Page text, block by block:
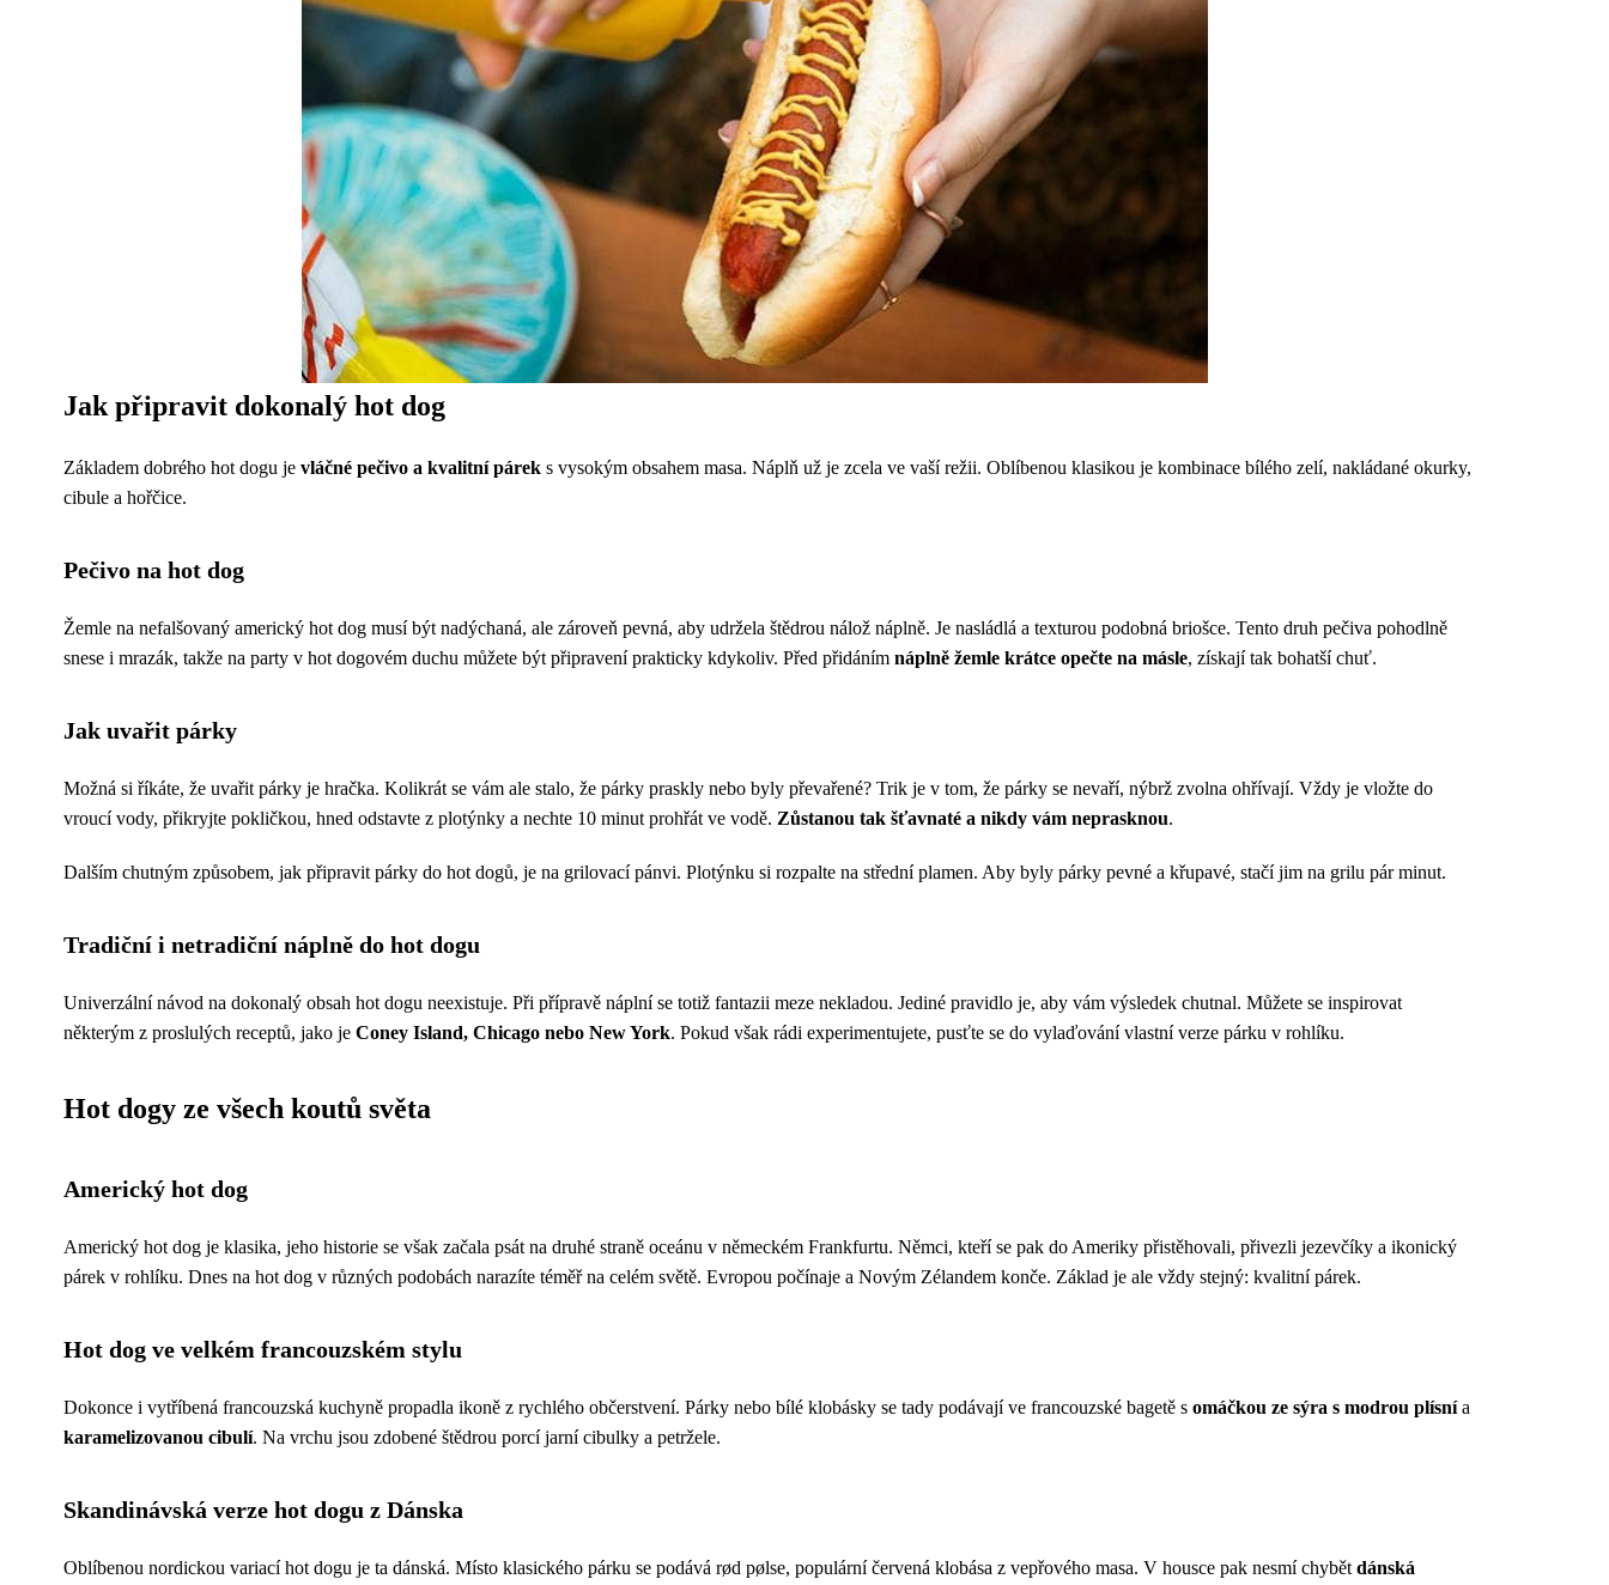
Jak připravit dokonalý hot dog
Základem dobrého hot dogu je vláčné pečivo a kvalitní párek s vysokým obsahem masa. Náplň už je zcela ve vaší režii. Oblíbenou klasikou je kombinace bílého zelí, nakládané okurky,
cibule a hořčice.
Pečivo na hot dog
Žemle na nefalšovaný americký hot dog musí být nadýchaná, ale zároveň pevná, aby udržela štědrou nálož náplně. Je nasládlá a texturou podobná briošce. Tento druh pečiva pohodlně
snese i mrazák, takže na party v hot dogovém duchu můžete být připravení prakticky kdykoliv. Před přidáním náplně žemle krátce opečte na másle, získají tak bohatší chuť.
Jak uvařit párky
Možná si říkáte, že uvařit párky je hračka. Kolikrát se vám ale stalo, že párky praskly nebo byly převařené? Trik je v tom, že párky se nevaří, nýbrž zvolna ohřívají. Vždy je vložte do
vroucí vody, přikryjte pokličkou, hned odstavte z plotýnky a nechte 10 minut prohřát ve vodě. Zůstanou tak šťavnaté a nikdy vám neprasknou.
Dalším chutným způsobem, jak připravit párky do hot dogů, je na grilovací pánvi. Plotýnku si rozpalte na střední plamen. Aby byly párky pevné a křupavé, stačí jim na grilu pár minut.
Tradiční i netradiční náplně do hot dogu
Univerzální návod na dokonalý obsah hot dogu neexistuje. Při přípravě náplní se totiž fantazii meze nekladou. Jediné pravidlo je, aby vám výsledek chutnal. Můžete se inspirovat
některým z proslulých receptů, jako je Coney Island, Chicago nebo New York. Pokud však rádi experimentujete, pusťte se do vylaďování vlastní verze párku v rohlíku.
Hot dogy ze všech koutů světa
Americký hot dog
Americký hot dog je klasika, jeho historie se však začala psát na druhé straně oceánu v německém Frankfurtu. Němci, kteří se pak do Ameriky přistěhovali, přivezli jezevčíky a ikonický
párek v rohlíku. Dnes na hot dog v různých podobách narazíte téměř na celém světě. Evropou počínaje a Novým Zélandem konče. Základ je ale vždy stejný: kvalitní párek.
Hot dog ve velkém francouzském stylu
Dokonce i vytříbená francouzská kuchyně propadla ikoně z rychlého občerstvení. Párky nebo bílé klobásky se tady podávají ve francouzské bagetě s omáčkou ze sýra s modrou plísnía
karamelizovanou cibulí. Na vrchu jsou zdobené štědrou porcí jarní cibulky a petržele.
Skandinávská verze hot dogu z Dánska
Oblíbenou nordickou variací hot dogu je ta dánská. Místo klasického párku se podává rød pølse, populární červená klobása z vepřového masa. V housce pak nesmí chybět dánská